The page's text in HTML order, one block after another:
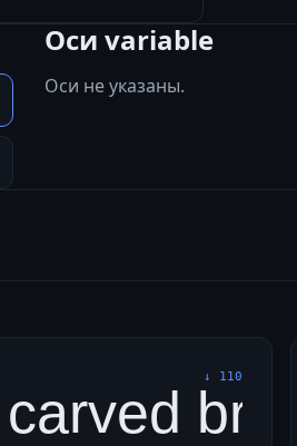
Оси variable
Оси не указаны.
about
↓ 110